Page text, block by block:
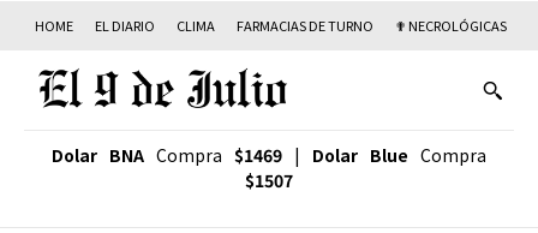
HOME EL DIARIO CLIMA FARMACIAS DE TURNO ✟ NECROLÓGICAS
Dolar BNA Compra $1469 | Dolar Blue Compra
$1507